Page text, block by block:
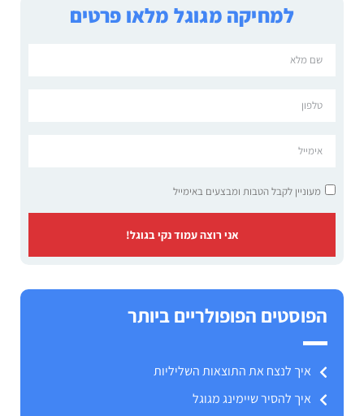
למחיקה מגוגל מלאו פרטים
מעוניין לקבל הטבות ומבצעים באימייל
אני רוצה עמוד נקי בגוגל!
הפוסטים הפופולריים ביותר
איך לנצח את התוצאות השליליות
איך להסיר שיימינג מגוגל